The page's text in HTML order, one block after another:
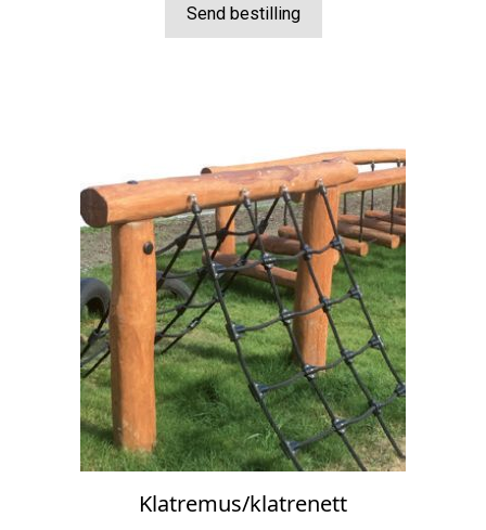
Send bestilling
Klatremus/klatrenett